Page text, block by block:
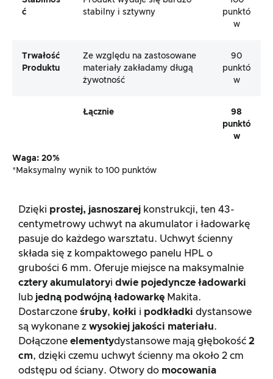
Ć
stabilny i sztywny
punktó
w
Trwałość
Produktu
Ze względu na zastosowane
materiały zakładamy długą
żywotność
90
punktó
w
Łącznie
98
punktó
w
Waga: 20%
*Maksymalny wynik to 100 punktów
Dzięki prostej, jasnoszarej konstrukcji, ten 43-
centymetrowy uchwyt na akumulator i ładowarkę
pasuje do każdego warsztatu. Uchwyt ścienny
składa się z kompaktowego panelu HPL o
grubości 6 mm. Oferuje miejsce na maksymalnie
cztery akumulatoryi dwie pojedyncze ładowarki
lub jedną podwójną ładowarkę Makita.
Dostarczone śruby, kołki i podkładki dystansowe
są wykonane z wysokiej jakości materiału.
Dołączone elementydystansowe mają głębokość 2
cm, dzięki czemu uchwyt ścienny ma około 2 cm
odstępu od ściany. Otwory do mocowania